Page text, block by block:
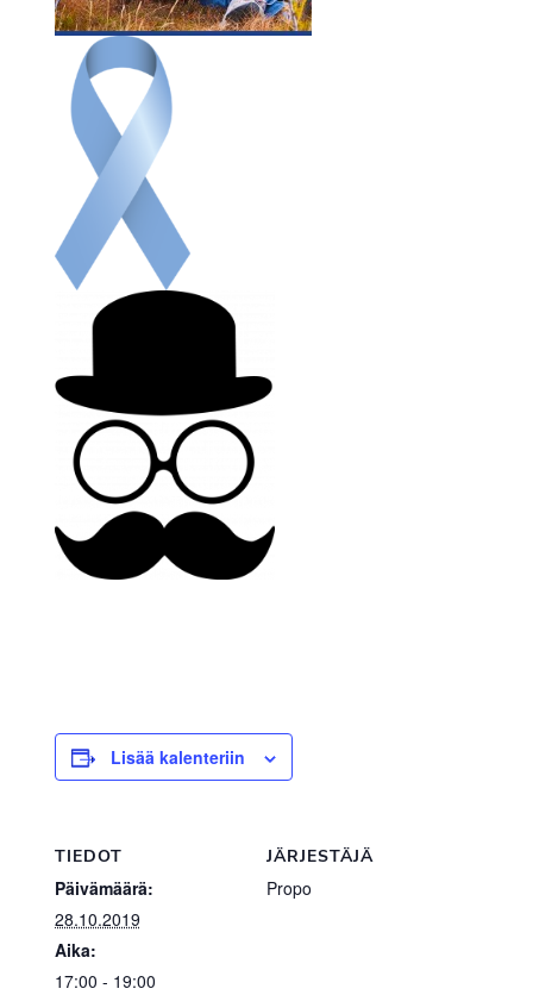
Lisää kalenteriin
TIEDOT
Päivämäärä:
28.10.2019
Aika:
17:00 - 19:00
JÄRJESTÄJÄ
Propo